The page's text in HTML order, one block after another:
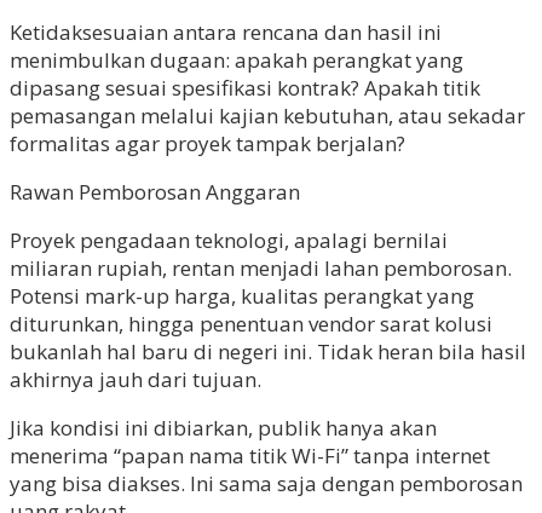
Ketidaksesuaian antara rencana dan hasil ini
menimbulkan dugaan: apakah perangkat yang
dipasang sesuai spesifikasi kontrak? Apakah titik
pemasangan melalui kajian kebutuhan, atau sekadar
formalitas agar proyek tampak berjalan?
Rawan Pemborosan Anggaran
Proyek pengadaan teknologi, apalagi bernilai
miliaran rupiah, rentan menjadi lahan pemborosan.
Potensi mark-up harga, kualitas perangkat yang
diturunkan, hingga penentuan vendor sarat kolusi
bukanlah hal baru di negeri ini. Tidak heran bila hasil
akhirnya jauh dari tujuan.
Jika kondisi ini dibiarkan, publik hanya akan
menerima “papan nama titik Wi-Fi” tanpa internet
yang bisa diakses. Ini sama saja dengan pemborosan